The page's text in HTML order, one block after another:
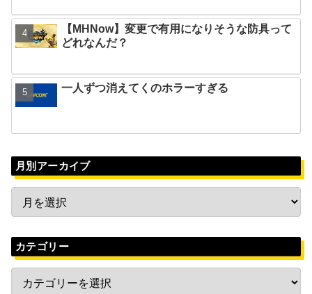
【MHNow】変更で有用になりそうな防具って
どれなんだ？
一人ずつ消えてくのホラーすぎる
月別アーカイブ
カテゴリー